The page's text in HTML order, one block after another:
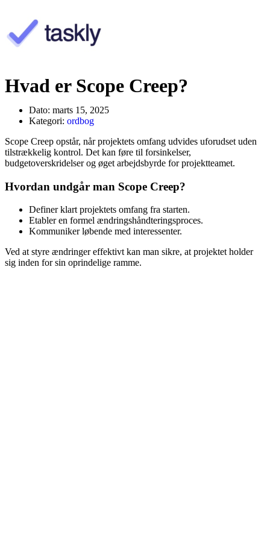
Hvad er Scope Creep?
Dato: marts 15, 2025
Kategori: ordbog
Scope Creep opstår, når projektets omfang udvides uforudset uden
tilstrækkelig kontrol. Det kan føre til forsinkelser,
budgetoverskridelser og øget arbejdsbyrde for projektteamet.
Hvordan undgår man Scope Creep?
Definer klart projektets omfang fra starten.
Etabler en formel ændringshåndteringsproces.
Kommuniker løbende med interessenter.
Ved at styre ændringer effektivt kan man sikre, at projektet holder
sig inden for sin oprindelige ramme.